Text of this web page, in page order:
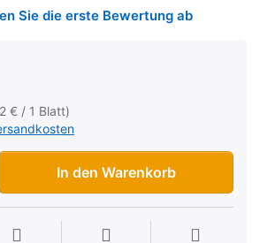
Sie die erste Bewertung ab
€ / 1 Blatt)
In den Warenkorb